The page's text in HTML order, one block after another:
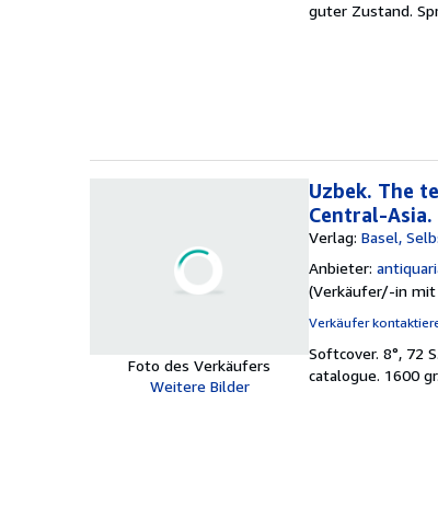
guter Zustand.
Foto des Verkäufers
Weitere Bilder
Uzbek. The
Central-Asia.
Verlag: Basel,
Anbieter:
(Verkäufer/-in
Verkäufer
Softcover. 8°, 72
catalogue. 1600